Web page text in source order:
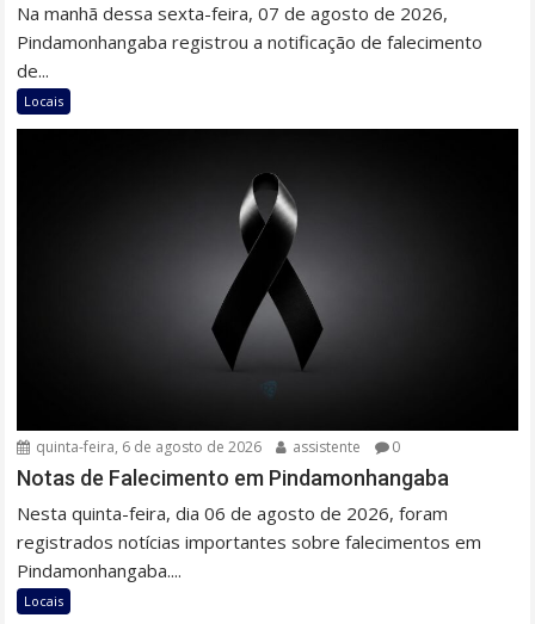
Na manhã dessa sexta-feira, 07 de agosto de 2026,
Pindamonhangaba registrou a notificação de falecimento
de...
Locais
quinta-feira, 6 de agosto de 2026 assistente 0
Notas de Falecimento em Pindamonhangaba
Nesta quinta-feira, dia 06 de agosto de 2026, foram
registrados notícias importantes sobre falecimentos em
Pindamonhangaba....
Locais